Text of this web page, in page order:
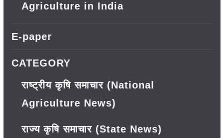
Agriculture in India
E-paper
CATEGORY
राष्ट्रीय कृषि समाचार (National
Agriculture News)
राज्य कृषि समाचार (State News)